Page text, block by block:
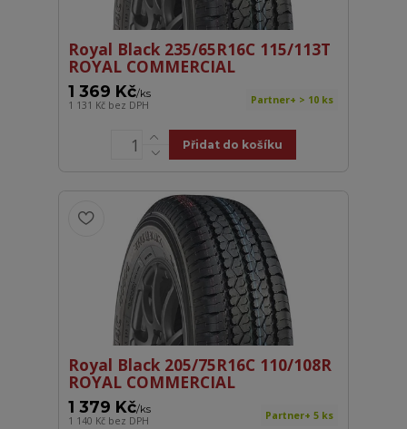
Royal Black 235/65R16C 115/113T
ROYAL COMMERCIAL
1 369 Kč/ks
1 131 Kč bez DPH Partner+ > 10 ks
Přidat do košíku
Royal Black 205/75R16C 110/108R
ROYAL COMMERCIAL
1 379 Kč/ks
1 140 Kč bez DPH Partner+ 5 ks